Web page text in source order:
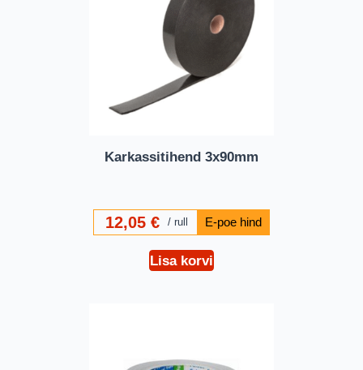
Karkassitihend 3x90mm
12,05 € rull
Lisa korvi